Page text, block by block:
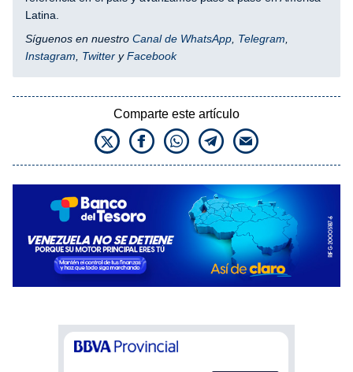
Latina.
Síguenos en nuestro Canal de WhatsApp Telegram
Instagram
Twitter yFacebook
Comparte este artículo